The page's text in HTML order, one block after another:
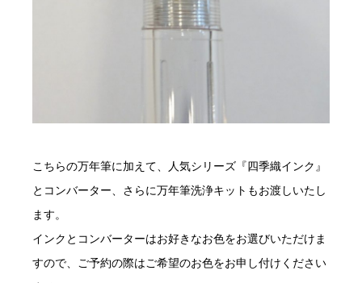
こちらの万年筆に加えて、人気シリーズ『四季織インク』
とコンバーター、さらに万年筆洗浄キットもお渡しいたし
ます。
インクとコンバーターはお好きなお色をお選びいただけま
すので、ご予約の際はご希望のお色をお申し付けください